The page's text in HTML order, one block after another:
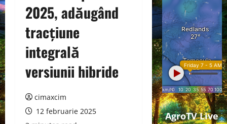
2025, adăugând
tracțiune
integrală
versiunii hibride
cimaxcim
12 februarie 2025
AgroTV Live